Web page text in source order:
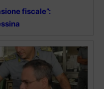
fiscale”: